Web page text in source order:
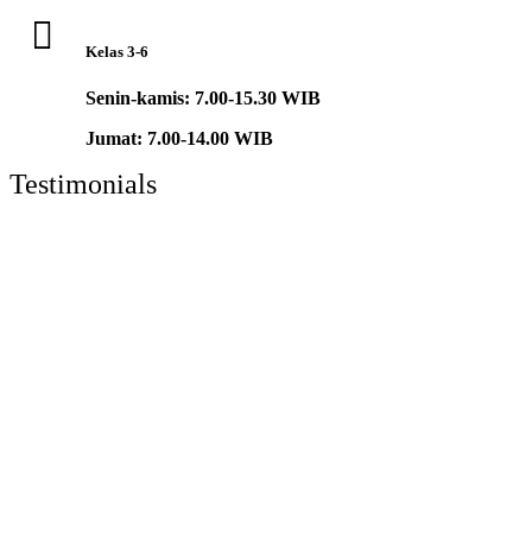
Kelas 3-6
Senin-kamis: 7.00-15.30 WIB
Jumat: 7.00-14.00 WIB
Testimonials